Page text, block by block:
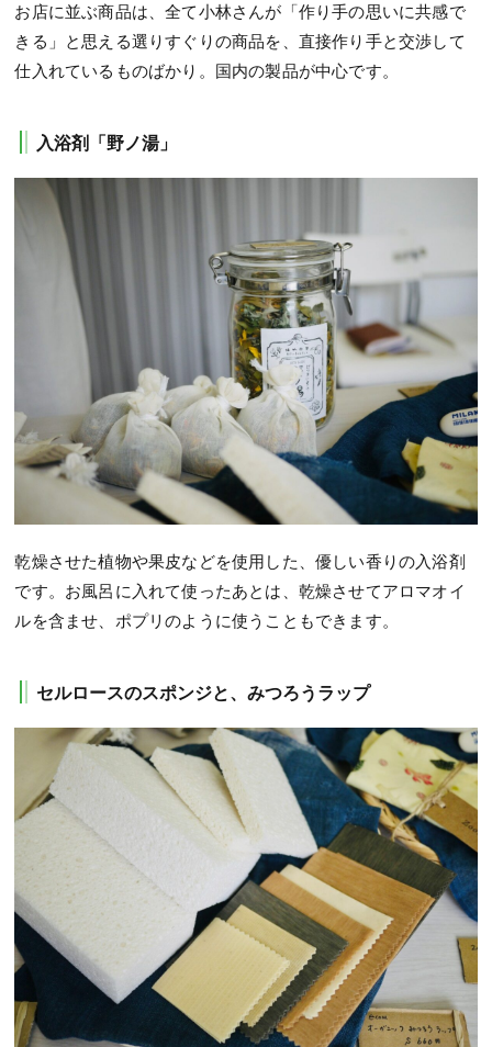
お店に並ぶ商品は、全て小林さんが「作り手の思いに共感で
きる」と思える選りすぐりの商品を、直接作り手と交渉して
仕入れているものばかり。国内の製品が中心です。
入浴剤「野ノ湯」
乾燥させた植物や果皮などを使用した、優しい香りの入浴剤
です。お風呂に入れて使ったあとは、乾燥させてアロマオイ
ルを含ませ、ポプリのように使うこともできます。
セルロースのスポンジと、みつろうラップ